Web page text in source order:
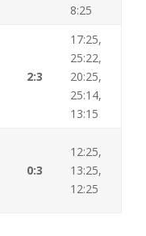
8:25
2:3
17:25,
25:22,
20:25,
25:14,
13:15
0:3
12:25,
13:25,
12:25